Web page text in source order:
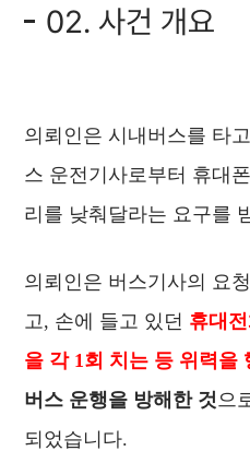
02. 사건 개요
의뢰인은 시내버스를 타
스 운전기사로부터 휴대
리를 낮춰달라는 요구를
의뢰인은 버스기사의 요
고, 손에 들고 있던 휴대
을 각 1회 치는 등 위력을
버스 운행을 방해한 것으
되었습니다.